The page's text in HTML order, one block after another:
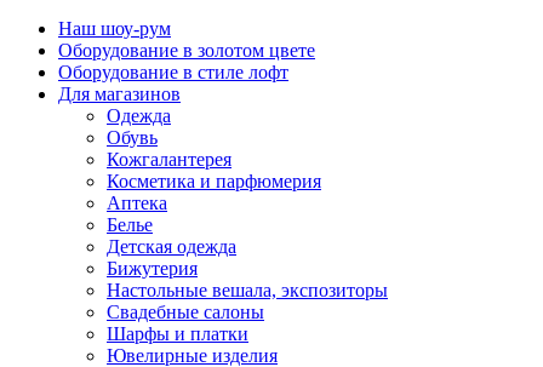
Наш шоу-рум
Оборудование в золотом цвете
Оборудование в стиле лофт
Для магазинов
Одежда
Обувь
Кожгалантерея
Косметика и парфюмерия
Аптека
Белье
Детская одежда
Бижутерия
Настольные вешала, экспозиторы
Свадебные салоны
Шарфы и платки
Ювелирные изделия